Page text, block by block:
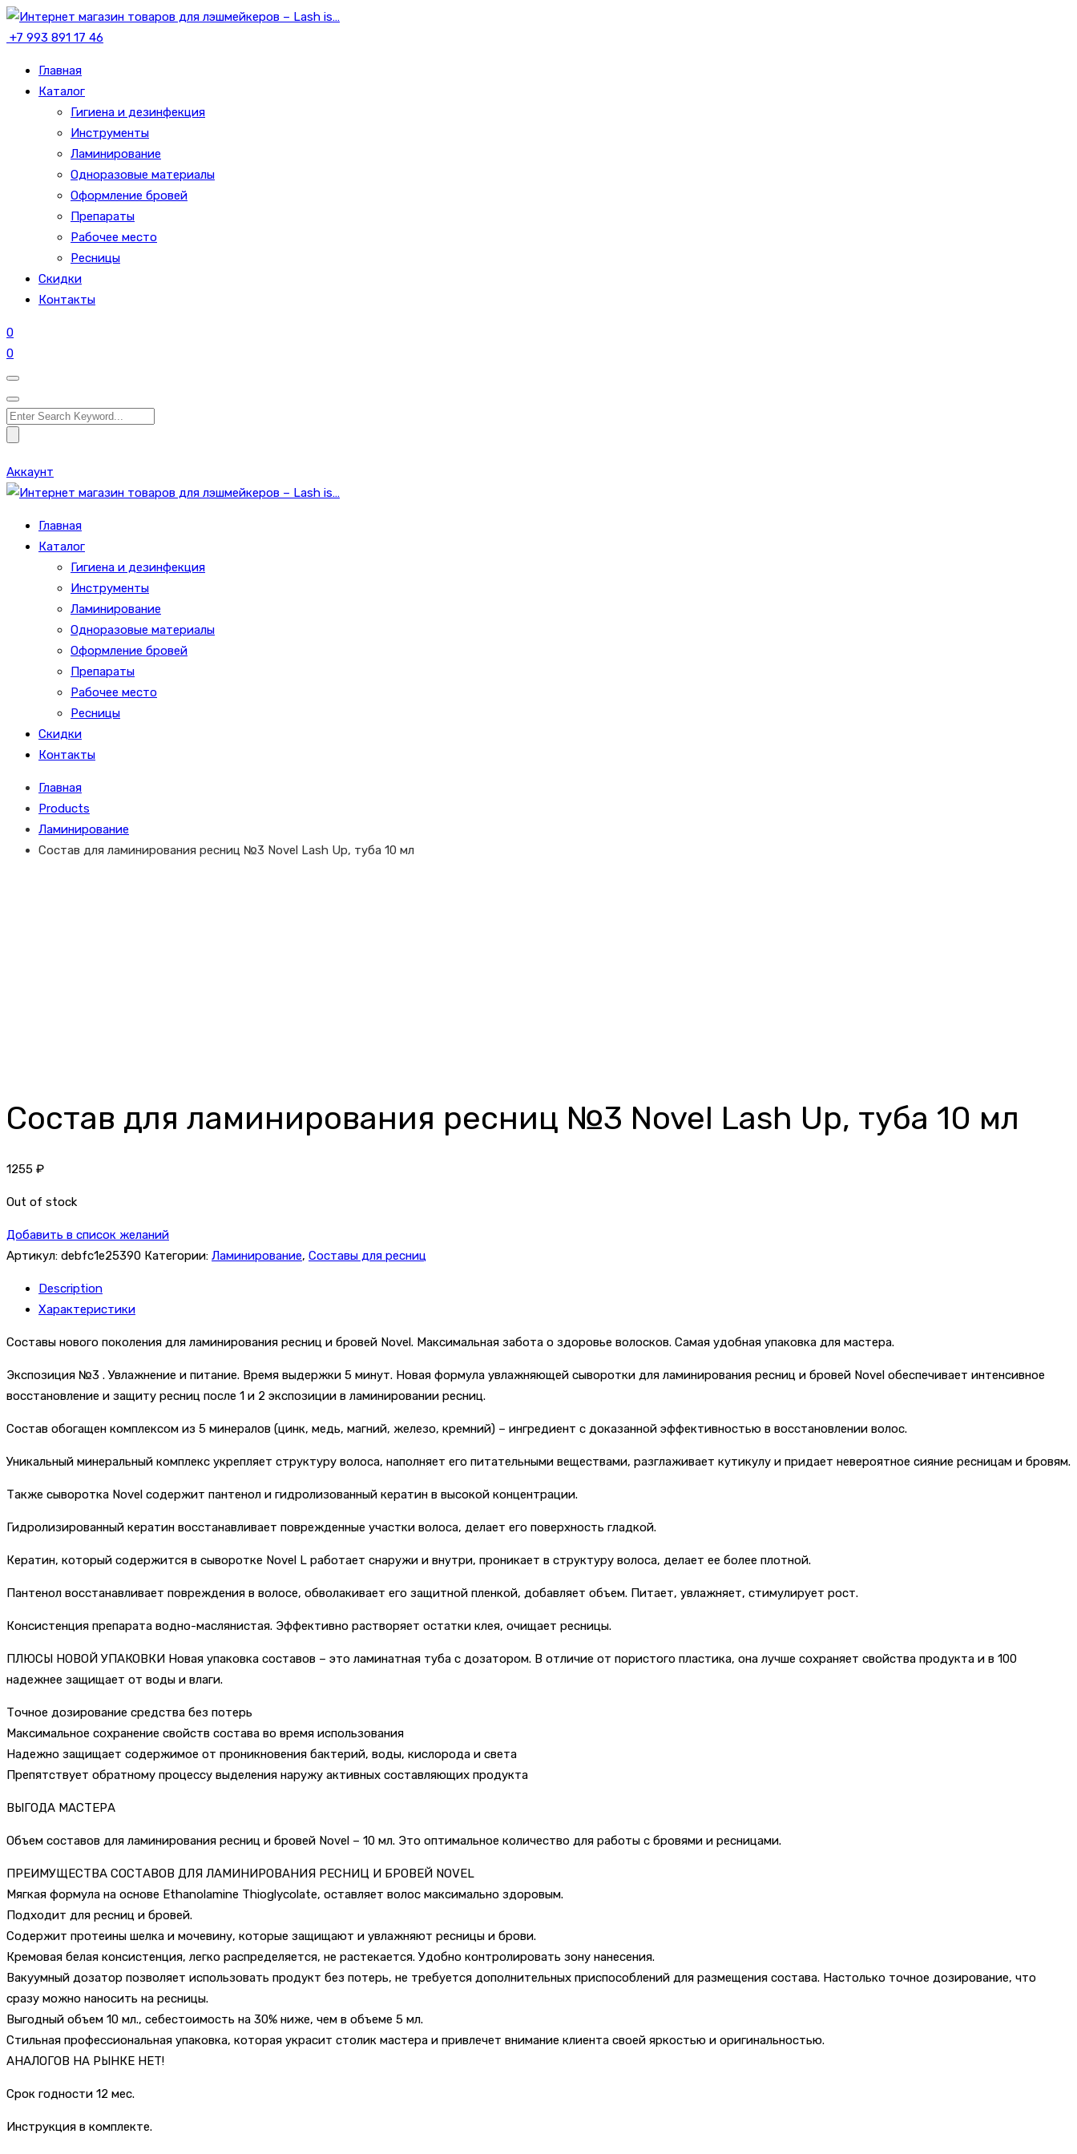
+7 993 891 17 46
Главная
Каталог
Гигиена и дезинфекция
Инструменты
Ламинирование
Одноразовые материалы
Оформление бровей
Препараты
Рабочее место
Ресницы
Скидки
Контакты
0
0
Search
Аккаунт
Главная
Каталог
Гигиена и дезинфекция
Инструменты
Ламинирование
Одноразовые материалы
Оформление бровей
Препараты
Рабочее место
Ресницы
Скидки
Контакты
Главная
Products
Ламинирование
Состав для ламинирования ресниц №3 Novel Lash Up, туба 10 мл
Состав для ламинирования ресниц №3 Novel Lash Up, туба 10 мл
1255 ₽
Out of stock
Добавить в список желаний
Артикул: debfc1e25390 Категории: Ламинирование, Составы для ресниц
Description
Характеристики
Составы нового поколения для ламинирования ресниц и бровей Novel. Максимальная забота о здоровье волосков. Самая удобная упаковка для мастера.
Экспозиция №3 . Увлажнение и питание. Время выдержки 5 минут. Новая формула увлажняющей сыворотки для ламинирования ресниц и бровей Novel обеспечивает интенсивное
восстановление и защиту ресниц после 1 и 2 экспозиции в ламинировании ресниц.
Состав обогащен комплексом из 5 минералов (цинк, медь, магний, железо, кремний) – ингредиент с доказанной эффективностью в восстановлении волос.
Уникальный минеральный комплекс укрепляет структуру волоса, наполняет его питательными веществами, разглаживает кутикулу и придает невероятное сияние ресницам и бровям.
Также сыворотка Novel содержит пантенол и гидролизованный кератин в высокой концентрации.
Гидролизированный кератин восстанавливает поврежденные участки волоса, делает его поверхность гладкой.
Кератин, который содержится в сыворотке Novel L работает снаружи и внутри, проникает в структуру волоса, делает ее более плотной.
Пантенол восстанавливает повреждения в волосе, обволакивает его защитной пленкой, добавляет объем. Питает, увлажняет, стимулирует рост.
Консистенция препарата водно-маслянистая. Эффективно растворяет остатки клея, очищает ресницы.
ПЛЮСЫ НОВОЙ УПАКОВКИ Новая упаковка составов – это ламинатная туба с дозатором. В отличие от пористого пластика, она лучше сохраняет свойства продукта и в 100
надежнее защищает от воды и влаги.
Точное дозирование средства без потерь
Максимальное сохранение свойств состава во время использования
Надежно защищает содержимое от проникновения бактерий, воды, кислорода и света
Препятствует обратному процессу выделения наружу активных составляющих продукта
ВЫГОДА МАСТЕРА
Объем составов для ламинирования ресниц и бровей Novel – 10 мл. Это оптимальное количество для работы с бровями и ресницами.
ПРЕИМУЩЕСТВА СОСТАВОВ ДЛЯ ЛАМИНИРОВАНИЯ РЕСНИЦ И БРОВЕЙ NOVEL
Мягкая формула на основе Ethanolamine Thioglycolate, оставляет волос максимально здоровым.
Подходит для ресниц и бровей.
Содержит протеины шелка и мочевину, которые защищают и увлажняют ресницы и брови.
Кремовая белая консистенция, легко распределяется, не растекается. Удобно контролировать зону нанесения.
Вакуумный дозатор позволяет использовать продукт без потерь, не требуется дополнительных приспособлений для размещения состава. Настолько точное дозирование, что
сразу можно наносить на ресницы.
Выгодный объем 10 мл., себестоимость на 30% ниже, чем в объеме 5 мл.
Стильная профессиональная упаковка, которая украсит столик мастера и привлечет внимание клиента своей яркостью и оригинальностью.
АНАЛОГОВ НА РЫНКЕ НЕТ!
Срок годности 12 мес.
Инструкция в комплекте.